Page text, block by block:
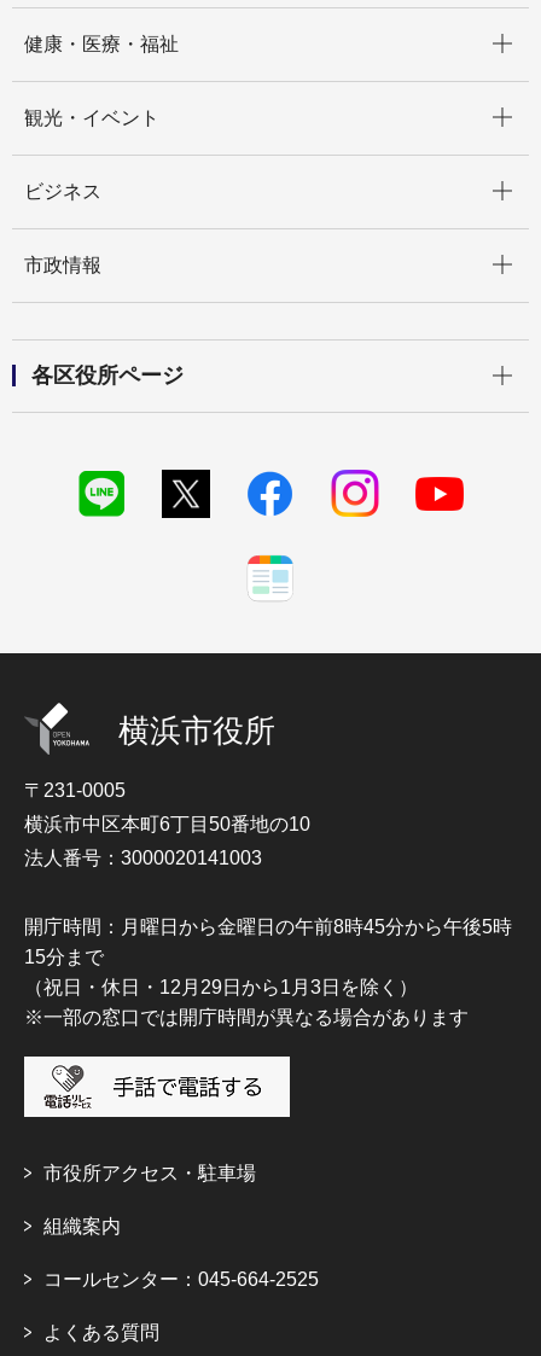
健康・医療・福祉
観光・イベント
ビジネス
市政情報
各区役所ページ
横浜市役所
〒231-0005
横浜市中区本町6丁目50番地の10
法人番号：3000020141003
開庁時間：月曜日から金曜日の午前8時45分から午後5時
15分まで
（祝日・休日・12月29日から1月3日を除く）
※一部の窓口では開庁時間が異なる場合があります
市役所アクセス・駐車場
組織案内
コールセンター：045-664-2525
よくある質問